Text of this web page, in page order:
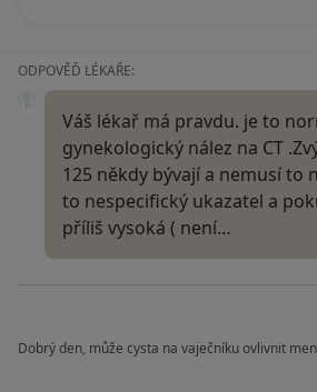
ODPOVĚĎ LÉKAŘE:
Váš lékař má pravdu. je to
gynekologický nález na CT
125 někdy bývají a nemusí to
to nespecifický ukazatel a
příliš vysoká ( není…
Dobrý den, může cysta na vaječníku ovlivnit